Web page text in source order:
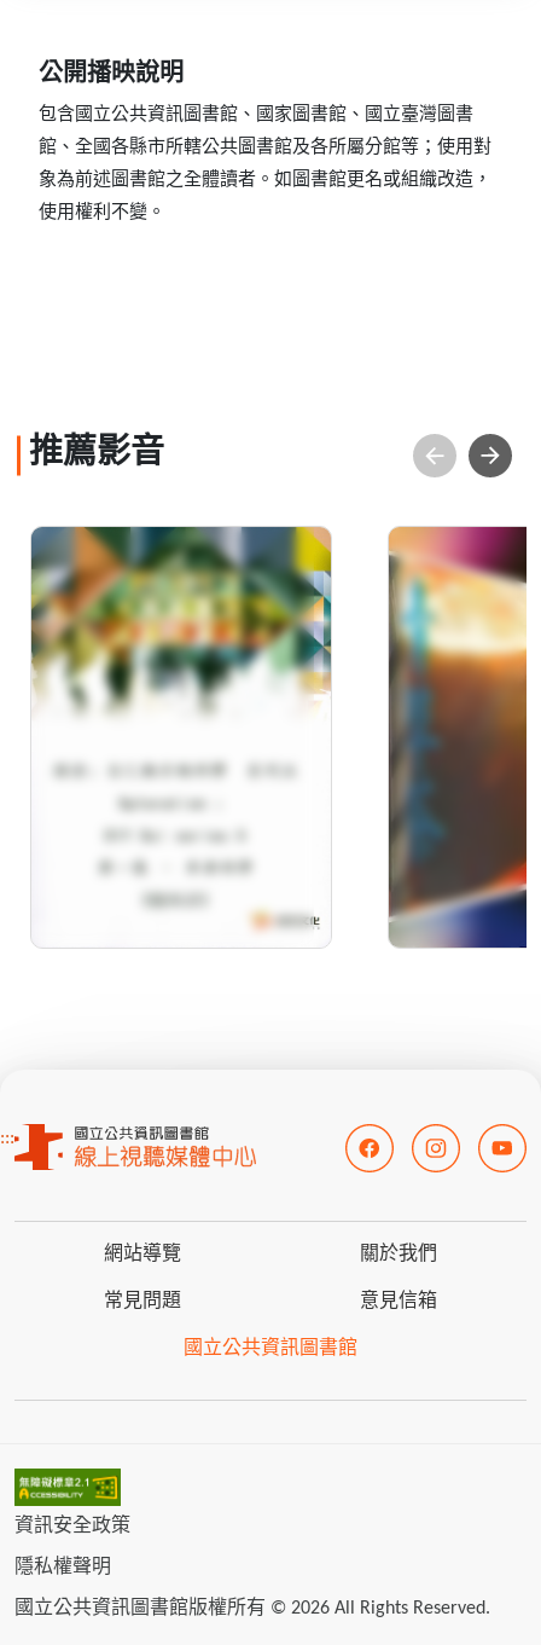
公開播映說明
包含國立公共資訊圖書館、國家圖書館、國立臺灣圖書
館、全國各縣市所轄公共圖書館及各所屬分館等；使用對
象為前述圖書館之全體讀者。如圖書館更名或組織改造，
使用權利不變。
推薦影音
探索：自己動手做科學
系列五 Xploration ：DIY
Sci series 5第一集 車庫
科學 (臺灣台語)
大家說台語
:::
網站導覽 關於我們
常見問題 意見信箱
國立公共資訊圖書館
資訊安全政策
隱私權聲明
國立公共資訊圖書館版權所有 © 2026 All Rights Reserved.